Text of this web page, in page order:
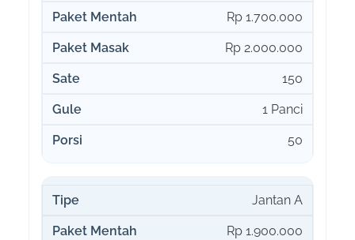
Rp 1.700.000
Rp 2.000.000
150
1 Panci
50
Jantan A
Rp 1.900.000